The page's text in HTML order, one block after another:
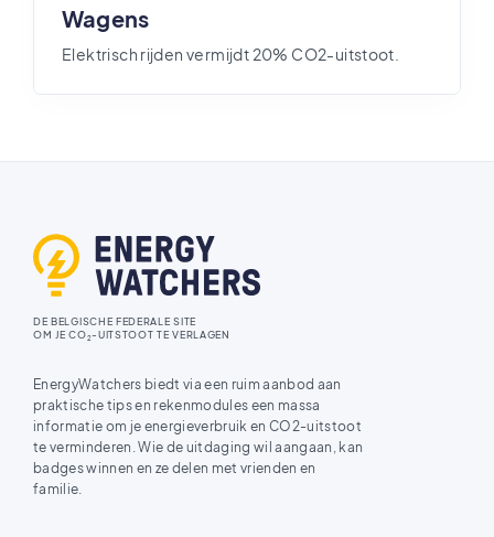
Wagens
Elektrisch rijden vermijdt 20% CO2-uitstoot.
DE BELGISCHE FEDERALE SITE
OM JE CO2-UITSTOOT TE VERLAGEN
EnergyWatchers biedt via een ruim aanbod aan
praktische tips en rekenmodules een massa
informatie om je energieverbruik en CO2-uitstoot
te verminderen. Wie de uitdaging wil aangaan, kan
badges winnen en ze delen met vrienden en
familie.